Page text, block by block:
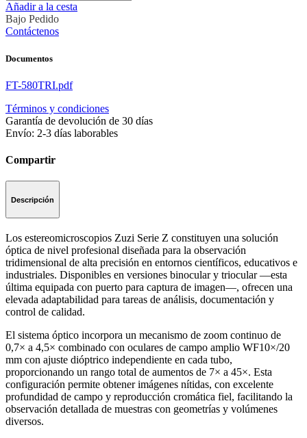
Añadir a la cesta
Bajo Pedido
Contáctenos
Documentos
FT-580TRI.pdf
Términos y condiciones
Garantía de devolución de 30 días
Envío: 2-3 días laborables
Compartir
Descripción
Los estereomicroscopios Zuzi Serie Z constituyen una solución
óptica de nivel profesional diseñada para la observación
tridimensional de alta precisión en entornos científicos, educativos e
industriales. Disponibles en versiones binocular y triocular —esta
última equipada con puerto para captura de imagen—, ofrecen una
elevada adaptabilidad para tareas de análisis, documentación y
control de calidad.
El sistema óptico incorpora un mecanismo de zoom continuo de
0,7× a 4,5× combinado con oculares de campo amplio WF10×/20
mm con ajuste dióptrico independiente en cada tubo,
proporcionando un rango total de aumentos de 7× a 45×. Esta
configuración permite obtener imágenes nítidas, con excelente
profundidad de campo y reproducción cromática fiel, facilitando la
observación detallada de muestras con geometrías y volúmenes
diversos.